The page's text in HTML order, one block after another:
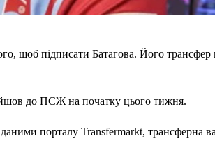
щоб підписати Батагова. Його
до ПСЖ на початку цього тижня.
порталу Transfermarkt, трансферна